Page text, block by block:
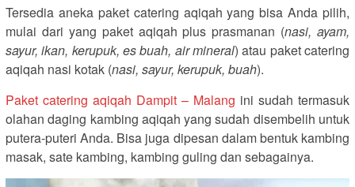
Tersedia aneka paket catering aqiqah yang bisa Anda pilih,
mulai dari yang paket aqiqah plus prasmanan (nasi, ayam,
sayur, ikan, kerupuk, es buah, air mineral) atau paket catering
aqiqah nasi kotak (nasi, sayur, kerupuk, buah).
Paket catering aqiqah Dampit – Malang ini sudah termasuk
olahan daging kambing aqiqah yang sudah disembelih untuk
putera-puteri Anda. Bisa juga dipesan dalam bentuk kambing
masak, sate kambing, kambing guling dan sebagainya.